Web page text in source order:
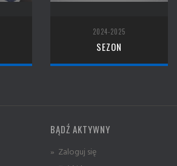
2024-2025
SEZON
BĄDŹ AKTYWNY
» Zaloguj się